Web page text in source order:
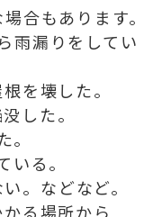
合もあります。
雨漏りをしてい
を壊した。
した。
いる。
。などなど。
る場所から